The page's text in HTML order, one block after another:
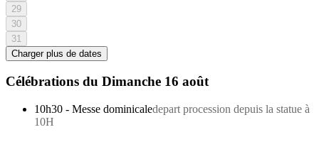
29
30
31
Charger plus de dates
Célébrations du Dimanche 16 août
10h30 - Messe dominicaledepart procession depuis la statue à
10H